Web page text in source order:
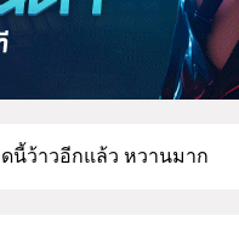
นี้ว้าวอีกแล้ว หวานมาก